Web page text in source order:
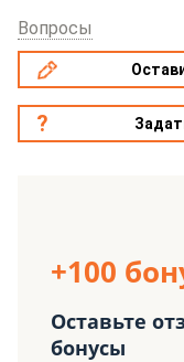
Вопросы
+100
Оставьте
бонусы